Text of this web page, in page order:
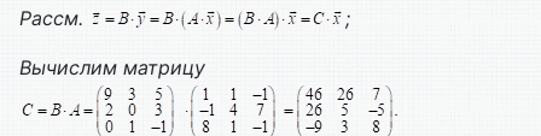
Рассм. ;
Вычислим матрицу